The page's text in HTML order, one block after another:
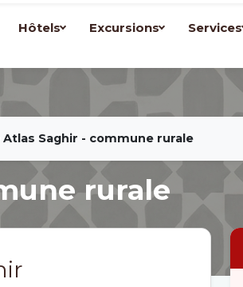
Hôtels Excursions Services
Atlas Saghir - commune rurale
rurale